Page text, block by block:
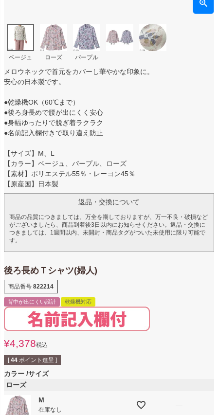
ベージュ ローズ パープル
メロウネックで首元をカバーし華やかな印象に。
安心の日本製です。
●乾燥機OK（60℃まで）
●後ろ身長めで腰が出にくく安心
●身幅ゆったりで脱ぎ着ラクラク
●名前記入欄付きで取り違え防止
【サイズ】M、L
【カラー】ベージュ、パープル、ローズ
【素材】ポリエステル55％・レーヨン45％
【原産国】日本製
返品・交換について
商品の品質につきましては、万全を期しておりますが、万一不良・破損など
がございましたら、商品到着後3日以内にお知らせください。返品・交換に
つきましては、1週間以内、未開封・商品タグがついた未使用に限り可能で
す。
後ろ長めＴシャツ(婦人)
商品番号 822214
背中が出にくい設計 乾燥機対応
¥4,378税込
[ 44 ポイント進呈 ]
カラー サイズ
ローズ
M
在庫なし
—